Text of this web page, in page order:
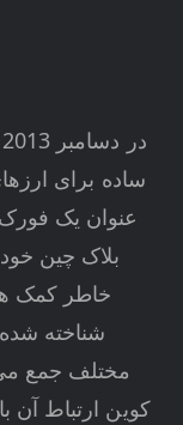
ساده برای
عنوان یک
بلاک چین
خاطر کمک
شناخته
مختلف جمع
کوین ارتباط آن